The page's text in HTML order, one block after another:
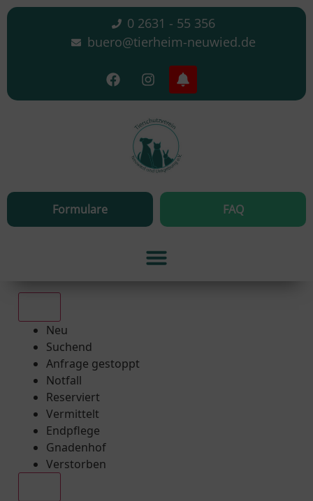
0 2631 - 55 356
buero@tierheim-neuwied.de
Formulare FAQ
Neu
Suchend
Anfrage gestoppt
Notfall
Reserviert
Vermittelt
Endpflege
Gnadenhof
Verstorben